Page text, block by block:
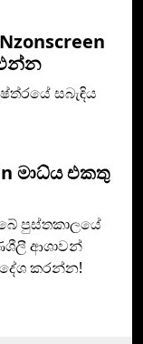
සබැඳිය
මාධ්ය එකතු
පුස්තකාලයේ
ආශාවන්
කරන්න!